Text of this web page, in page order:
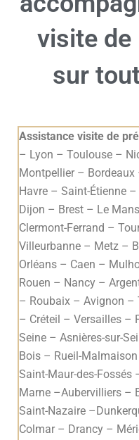
visite de
sur
Assistance visite de
– Lyon – Toulouse –
Montpellier –
Havre – Saint-Étienne
Dijon – Brest – Le
Clermont-Ferrand –
Villeurbanne – Metz –
Orléans – Caen –
Rouen – Nancy –
– Roubaix – Avignon –
– Créteil – Versailles –
Seine – Asnières-sur-
Bois – Rueil-
Saint-Maur-des-Fossés
Marne –Aubervilliers –
Saint-Nazaire
Colmar – Drancy –